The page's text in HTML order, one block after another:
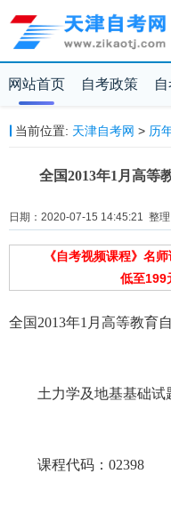
网站首页 自考政策
当前位置: 天津自考网 > 历
全国2013年1月高等
日期：2020-07-15 14:45:21 整理
《自考视频课程》名
低至199
全国2013年1月高等教育
土力学及地基基础试
课程代码：02398